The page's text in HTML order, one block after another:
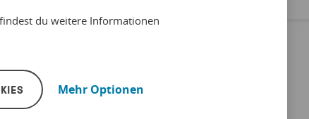
findest du weitere Informationen
Mehr Optionen